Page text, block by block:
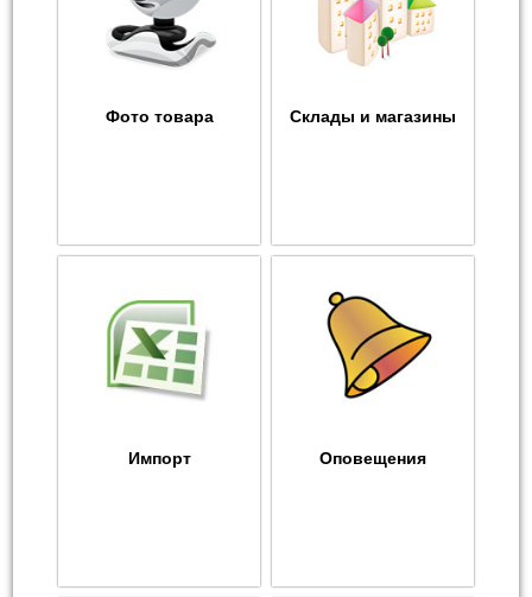
Фото товара Склады и магазины
Импорт Оповещения